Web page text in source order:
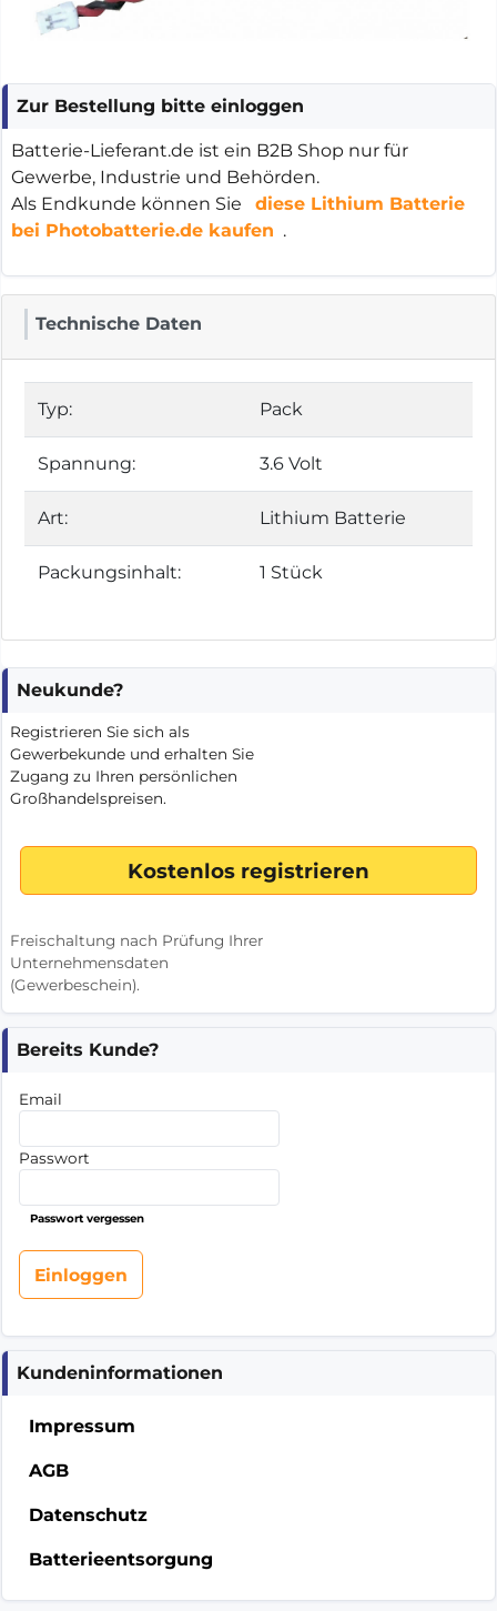
Zur Bestellung bitte einloggen
Batterie-Lieferant.de ist ein B2B Shop nur für
Gewerbe, Industrie und Behörden.
Als Endkunde können Sie
diese Lithium Batterie
bei Photobatterie.de kaufen .
Technische Daten
Typ: Pack
Spannung: 3.6 Volt
Art: Lithium Batterie
Packungsinhalt: 1 Stück
Neukunde?
Registrieren Sie sich als
Gewerbekunde und erhalten Sie
Zugang zu Ihren persönlichen
Großhandelspreisen.
Freischaltung nach Prüfung Ihrer
Unternehmensdaten
(Gewerbeschein).
Bereits Kunde?
Email
Passwort
Passwort vergessen
Kundeninformationen
Impressum
AGB
Datenschutz
Batterieentsorgung